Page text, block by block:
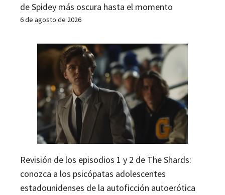
de Spidey más oscura hasta el momento
6 de agosto de 2026
Revisión de los episodios 1 y 2 de The Shards:
conozca a los psicópatas adolescentes
estadounidenses de la autoficción autoerótica